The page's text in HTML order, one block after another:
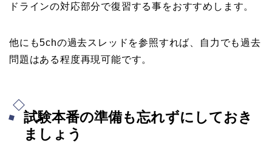
ドラインの対応部分で復習する事をおすすめします。
他にも5chの過去スレッドを参照すれば、自力でも過去
問題はある程度再現可能です。
試験本番の準備も忘れずにしておき
ましょう